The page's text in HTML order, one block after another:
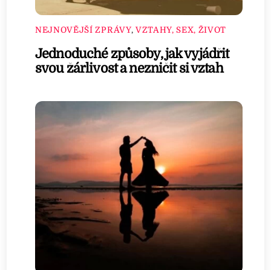
NEJNOVĚJŠÍ ZPRÁVY, VZTAHY, SEX, ŽIVOT
Jednoduché způsoby, jak vyjádřit
svou žárlivost a nezničit si vztah